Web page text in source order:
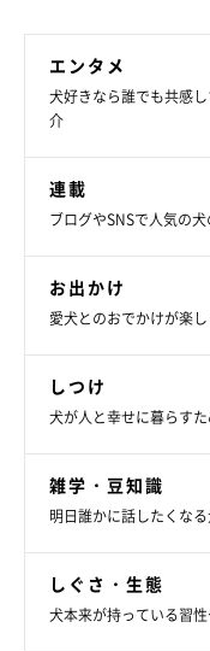
エンタメ
犬好きなら誰でも共感
介
連載
ブログやSNSで人気の
お出かけ
愛犬とのおでかけが楽
しつけ
犬が人と幸せに暮らす
雑学・豆知識
明日誰かに話したくな
しぐさ・生態
犬本来が持っている習